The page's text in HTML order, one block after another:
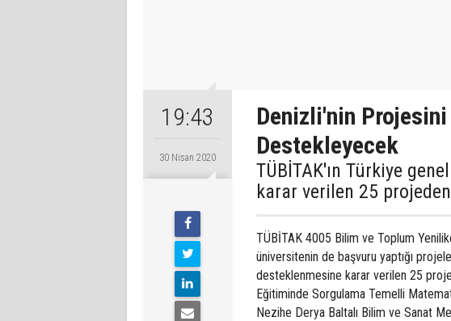
19:43
30 Nisan 2020
Denizli'nin Projesini
Destekleyecek
TÜBİTAK'ın Türkiye
karar verilen 25
TÜBİTAK 4005 Bilim ve Toplum
üniversitenin de başvuru yaptığı
desteklenmesine karar verilen 25
Eğitiminde Sorgulama Temelli
Nezihe Derya Baltalı Bilim ve Sanat